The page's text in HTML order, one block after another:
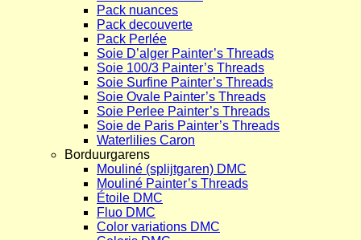
Pack nuances
Pack decouverte
Pack Perlée
Soie D’alger Painter’s Threads
Soie 100/3 Painter’s Threads
Soie Surfine Painter’s Threads
Soie Ovale Painter’s Threads
Soie Perlee Painter’s Threads
Soie de Paris Painter’s Threads
Waterlilies Caron
Borduurgarens
Mouliné (splijtgaren) DMC
Mouliné Painter’s Threads
Étoile DMC
Fluo DMC
Color variations DMC